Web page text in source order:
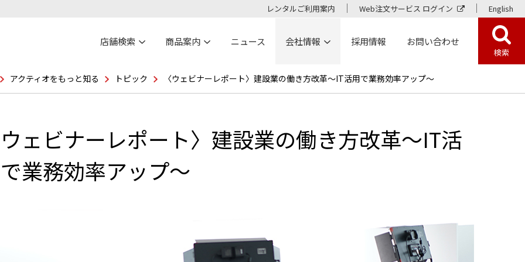
レンタルご利用案内 Web注文サービス ログイン English
店舗検索 商品案内 ニュース 会社情報 採用情報 お問い合わせ
検索
アクティオをもっと知る トピック 〈ウェビナーレポート〉建設業の働き方改革～IT活用で業務効率アップ～
ェビナーレポート〉建設業の働き方改革～IT活
業務効率アップ～